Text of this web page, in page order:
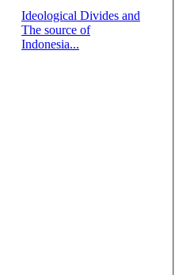
Ideological Divides and
The source of
Indonesia...